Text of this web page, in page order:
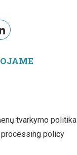
tvarkymo politika
policy